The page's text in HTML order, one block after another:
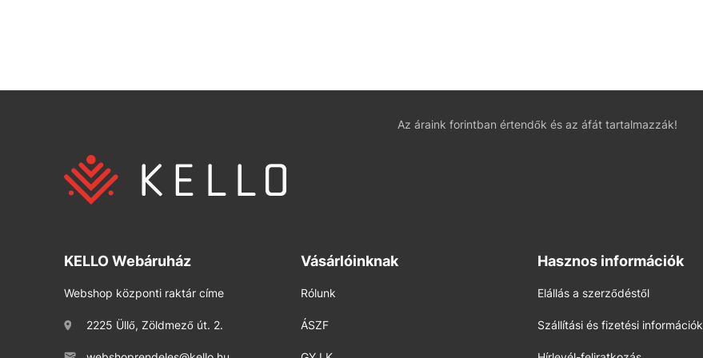
Az áraink forintban értendők és az áfát tartalmazzák!
KELLO Webáruház
Webshop központi raktár címe
2225 Üllő, Zöldmező út. 2.
Vásárlóinknak
Rólunk
ÁSZF
Hasznos információk
Elállás a szerződéstől
Szállítási és fizetési információk